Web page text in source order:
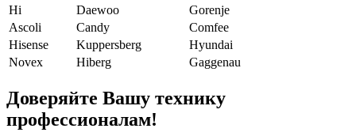
Hi
Daewoo
Gorenje
Ascoli
Candy
Comfee
Hisense
Kuppersberg
Hyundai
Novex
Hiberg Gaggenau
Доверяйте Вашу технику
профессионалам!